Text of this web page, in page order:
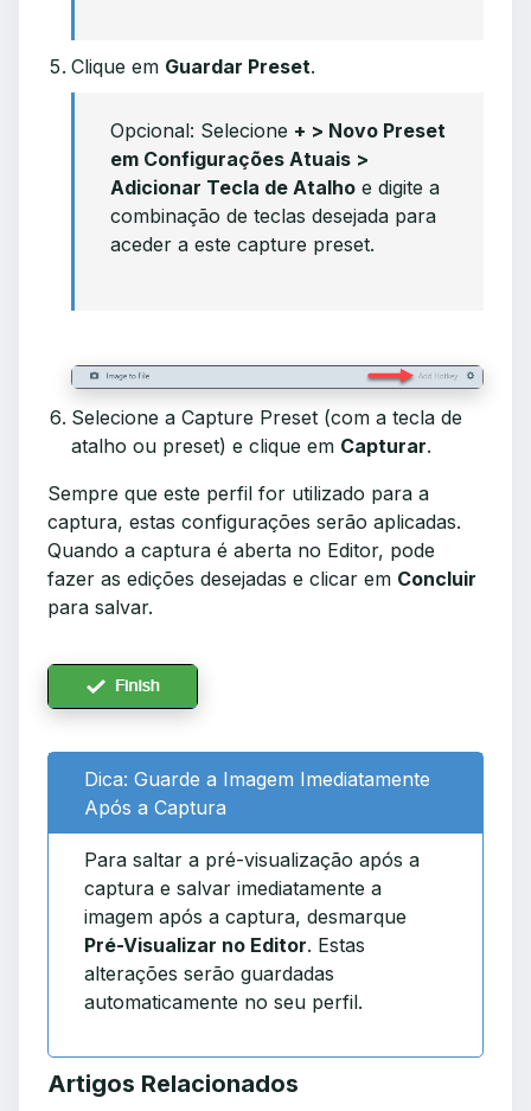
Clique em Guardar Preset.
Opcional: Selecione + > Novo Preset
em Configurações Atuais >
Adicionar Tecla de Atalho e digite a
combinação de teclas desejada para
aceder a este capture preset.
Selecione a Capture Preset (com a tecla de
atalho ou preset) e clique em Capturar.
Sempre que este perfil for utilizado para a
captura, estas configurações serão aplicadas.
Quando a captura é aberta no Editor, pode
fazer as edições desejadas e clicar em Concluir
para salvar.
Dica: Guarde a Imagem Imediatamente
Após a Captura
Para saltar a pré-visualização após a
captura e salvar imediatamente a
imagem após a captura, desmarque
Pré-Visualizar no Editor. Estas
alterações serão guardadas
automaticamente no seu perfil.
Artigos Relacionados